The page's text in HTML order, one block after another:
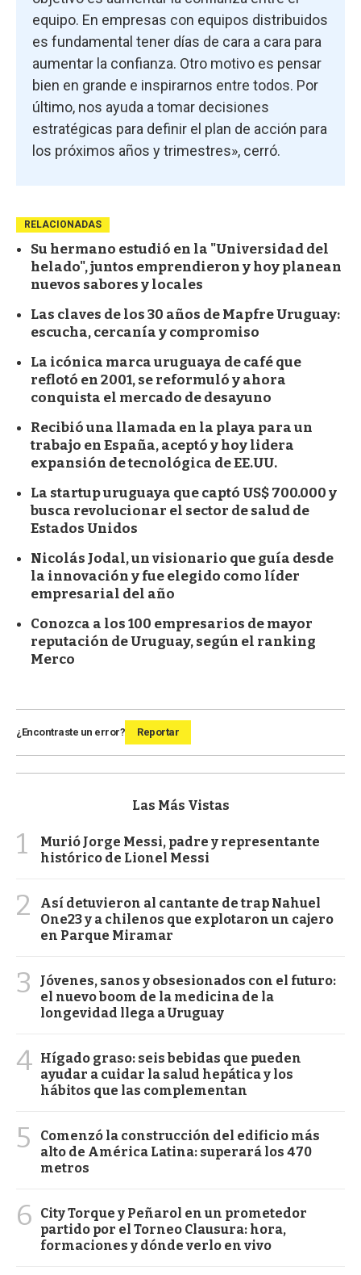
equipo. En empresas con equipos distribuidos
es fundamental tener días de cara a cara para
aumentar la confianza. Otro motivo es pensar
bien en grande e inspirarnos entre todos. Por
último, nos ayuda a tomar decisiones
estratégicas para definir el plan de acción para
los próximos años y trimestres», cerró.
RELACIONADAS
Su hermano estudió en la "Universidad del
helado", juntos emprendieron y hoy planean
nuevos sabores y locales
Las claves de los 30 años de Mapfre Uruguay:
escucha, cercanía y compromiso
La icónica marca uruguaya de café que
reflotó en 2001, se reformuló y ahora
conquista el mercado de desayuno
Recibió una llamada en la playa para un
trabajo en España, aceptó y hoy lidera
expansión de tecnológica de EE.UU.
La startup uruguaya que captó US$ 700.000 y
busca revolucionar el sector de salud de
Estados Unidos
Nicolás Jodal, un visionario que guía desde
la innovación y fue elegido como líder
empresarial del año
Conozca a los 100 empresarios de mayor
reputación de Uruguay, según el ranking
Merco
¿Encontraste un error? Reportar
Las Más Vistas
1
Murió Jorge Messi, padre y representante
histórico de Lionel Messi
2
Así detuvieron al cantante de trap Nahuel
One23 y a chilenos que explotaron un cajero
en Parque Miramar
3
Jóvenes, sanos y obsesionados con el futuro:
el nuevo boom de la medicina de la
longevidad llega a Uruguay
4 Hígado graso: seis bebidas que pueden
ayudar a cuidar la salud hepática y los
hábitos que las complementan
5
Comenzó la construcción del edificio más
alto de América Latina: superará los 470
metros
6
City Torque y Peñarol en un prometedor
partido por el Torneo Clausura: hora,
formaciones y dónde verlo en vivo